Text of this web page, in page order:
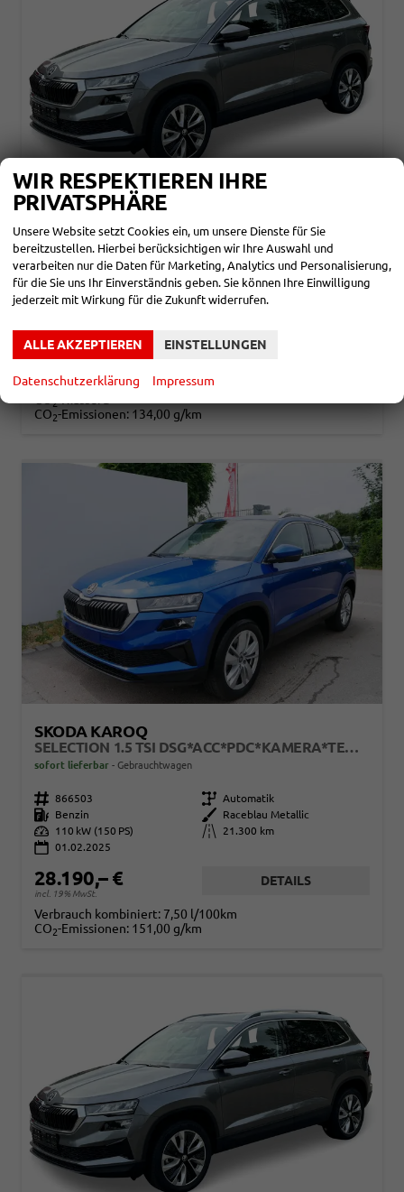
unverbindliche Lieferzeit: ca. 3-6 Monate Neuwagen
Fahrzeugnr. 860244 Getriebe Schalt. 6-Gang
Kraftstoff Benzin Leistung 85 kW (116 PS)
28.090,– € DETAILS
Verbrauch kombiniert:5,90 l/100km
CO2-Klasse:D
CO2-Emissionen: 134,00 g/km
SKODA KAROQ
SELECTION 1.5 TSI DSG*ACC*PDC*KAMERA*TEMPOMAT*LED*SMARTLINK*KLIMA*RADIO*17-ZOLL
sofort lieferbar Gebrauchtwagen
Fahrzeugnr. 866503 Getriebe Automatik
Kraftstoff
Benzin Außenfarbe
Raceblau Metallic
Leistung
110 kW (150 PS) Kilometerstand
21.300 km
01.02.2025
28.190,– €
incl. 19% MwSt.
DETAILS
Verbrauch kombiniert: 7,50 l/100km
CO2-Emissionen: 151,00 g/km
WIR RESPEKTIEREN IHRE
PRIVATSPHÄRE
Unsere Website setzt Cookies ein, um unsere Dienste für Sie
bereitzustellen. Hierbei berücksichtigen wir Ihre Auswahl und
verarbeiten nur die Daten für Marketing, Analytics und Personalisierung,
für die Sie uns Ihr Einverständnis geben. Sie können Ihre Einwilligung
jederzeit mit Wirkung für die Zukunft widerrufen.
ALLE AKZEPTIEREN EINSTELLUNGEN
Datenschutzerklärung Impressum